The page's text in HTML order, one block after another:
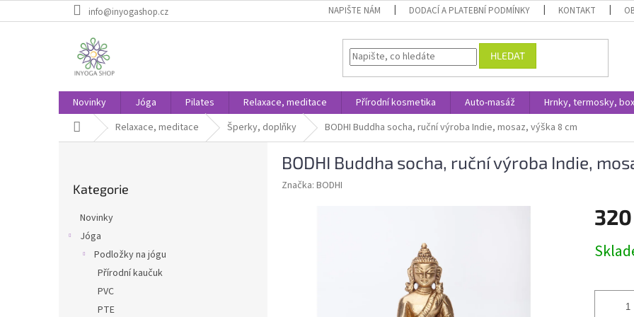
na
info@inyogashop.cz NAPIŠTE NÁM DODACÍ A PLATEBNÍ PODMÍNKY KONTAKT
HLEDAT
Novinky Jóga Pilates Relaxace, meditace Přírodní kosmetika Auto-masáž Hrnky, termosky,
Domů Relaxace, meditace Šperky, doplňky BODHI Buddha socha, ruční výroba Indie, mosaz, výška 8 cm
kategorie
Kategorie
Novinky
Jóga
Podložky na jógu
Přírodní kaučuk
PVC
PTE
BODHI Buddha socha, ruční výroba Indie,
Značka: BODHI
cena: